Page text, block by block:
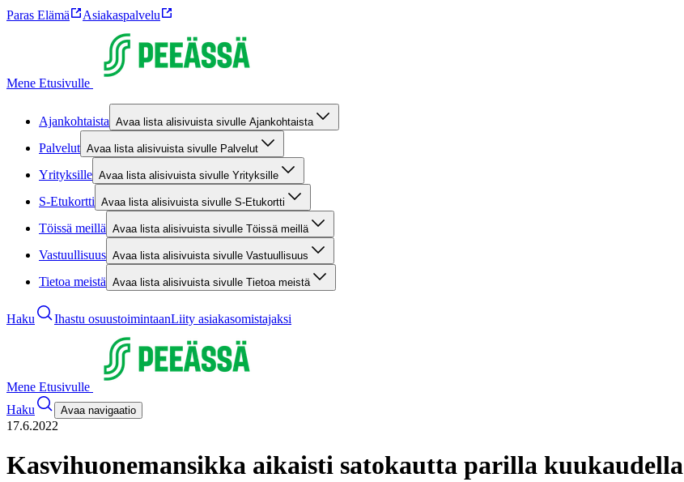
Paras Elämä Asiakaspalvelu
Mene Etusivulle
Ajankohtaista Avaa lista alisivuista sivulle Ajankohtaista
Palvelut Avaa lista alisivuista sivulle Palvelut
Yrityksille Avaa lista alisivuista sivulle Yrityksille
S-Etukortti Avaa lista alisivuista sivulle S-Etukortti
Töissä meillä Avaa lista alisivuista sivulle Töissä meillä
Vastuullisuus Avaa lista alisivuista sivulle Vastuullisuus
Tietoa meistä Avaa lista alisivuista sivulle Tietoa meistä
Haku Ihastu osuustoimintaanLiity asiakasomistajaksi
Mene Etusivulle
Haku
Avaa navigaatio
17.6.2022
Kasvihuonemansikka aikaisti satokautta parilla kuukaudella